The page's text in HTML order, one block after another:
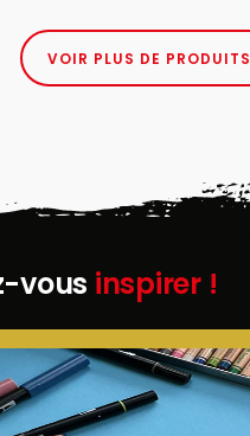
VOIR PLUS DE PRODUITS
vous inspirer !